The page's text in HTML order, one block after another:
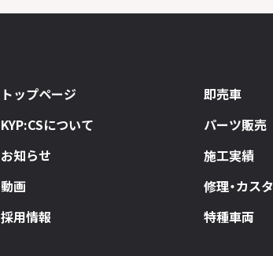
トップページ
KYP:CSについて
お知らせ
動画
採用情報
即売車
パーツ販売
施工実績
修理・カス
特種車両